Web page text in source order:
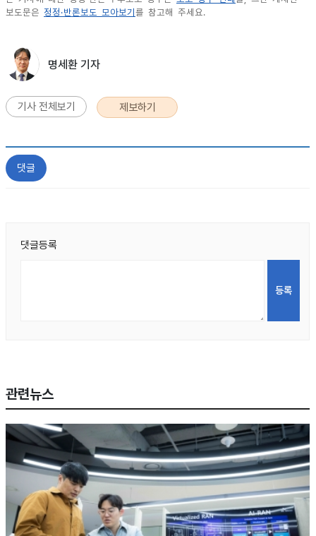
보도문은 정정·반론보도 모아보기 를 참고해 주세요.
명세환 기자
기사 전체보기 제보하기
댓글
댓글등록
관련뉴스